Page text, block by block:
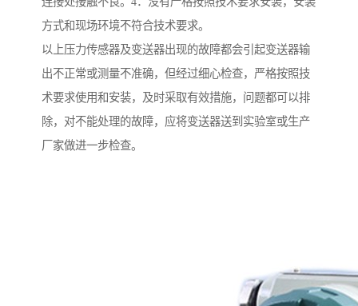
方式和现场环境不符合技术要求。
以上压力传感器及变送器出现的故障都会引起变送器输
出不正常或测量不准确，但经过细心检查，严格按照技
术要求使用和安装，及时采取有效措施，问题都可以排
除，对不能处理的故障，应将变送器送到实验室或生产
厂家做进一步检查。